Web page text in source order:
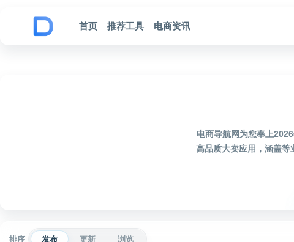
首页
推荐工具 电商资讯
电商导航网为您奉上
高品质大卖应用，涵盖
排序 发布 更新 浏览